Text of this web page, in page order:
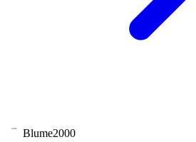
Blume2000